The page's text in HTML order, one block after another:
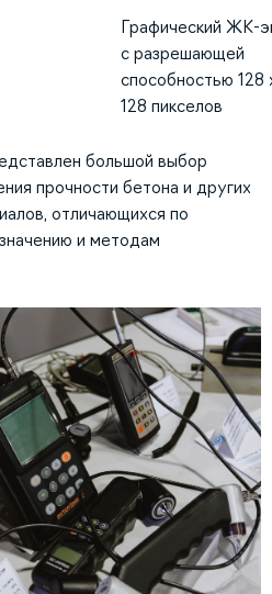
Графический ЖК-
с разрешающей
способностью 128
128 пикселов
большой выбор
прочности бетона и других
отличающихся по
и методам